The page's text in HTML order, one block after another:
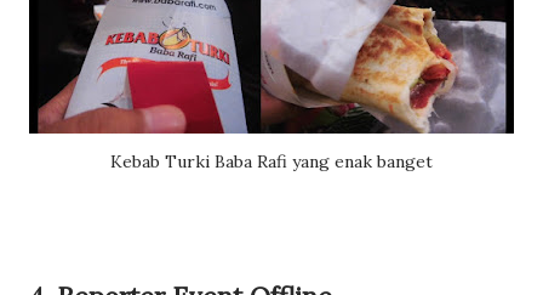
Kebab Turki Baba Rafi yang enak banget